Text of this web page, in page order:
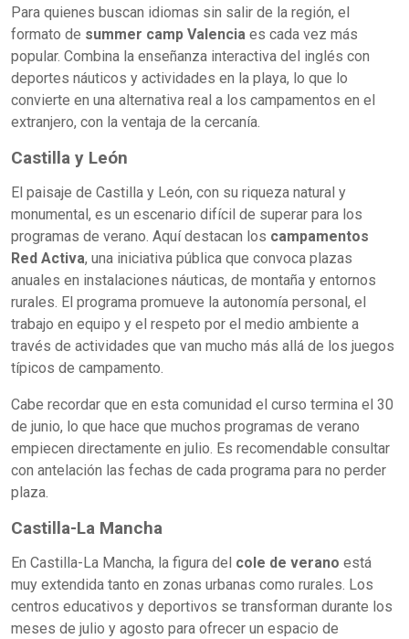
Para quienes buscan idiomas sin salir de la región, el
formato de summer camp Valencia es cada vez más
popular. Combina la enseñanza interactiva del inglés con
deportes náuticos y actividades en la playa, lo que lo
convierte en una alternativa real a los campamentos en el
extranjero, con la ventaja de la cercanía.
Castilla y León
El paisaje de Castilla y León, con su riqueza natural y
monumental, es un escenario difícil de superar para los
programas de verano. Aquí destacan los campamentos
Red Activa, una iniciativa pública que convoca plazas
anuales en instalaciones náuticas, de montaña y entornos
rurales. El programa promueve la autonomía personal, el
trabajo en equipo y el respeto por el medio ambiente a
través de actividades que van mucho más allá de los juegos
típicos de campamento.
Cabe recordar que en esta comunidad el curso termina el 30
de junio, lo que hace que muchos programas de verano
empiecen directamente en julio. Es recomendable consultar
con antelación las fechas de cada programa para no perder
plaza.
Castilla-La Mancha
En Castilla-La Mancha, la figura del cole de verano está
muy extendida tanto en zonas urbanas como rurales. Los
centros educativos y deportivos se transforman durante los
meses de julio y agosto para ofrecer un espacio de